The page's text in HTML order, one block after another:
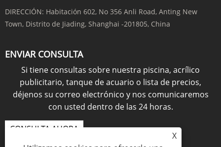
DIRECCIÓN: Habitación 602, No 356 Anli Road, Anting New
Town, Distrito de Jiading, Shanghai -201805, China
ENVIAR CONSULTA
Si tiene consultas sobre nuestra piscina, acrílico
publicitario, tanque de acuario o lista de precios,
déjenos su correo electrónico y nos comunicaremos
con usted dentro de las 24 horas.
CONSULTA AHORA
X